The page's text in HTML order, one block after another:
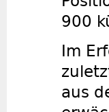
900
Im
aus